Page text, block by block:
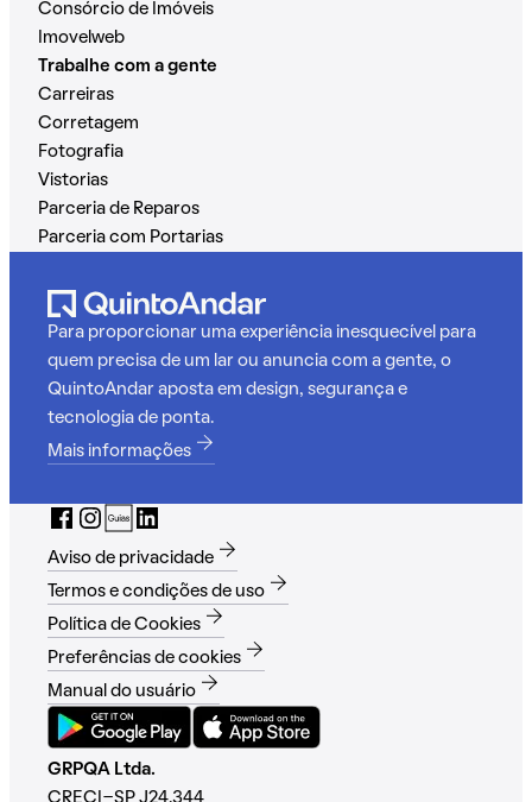
Consórcio de Imóveis
Imovelweb
Trabalhe com a gente
Carreiras
Corretagem
Fotografia
Vistorias
Parceria de Reparos
Parceria com Portarias
Para proporcionar uma experiência inesquecível para
quem precisa de um lar ou anuncia com a gente, o
QuintoAndar aposta em design, segurança e
tecnologia de ponta.
Mais informações
Aviso de privacidade
Termos e condições de uso
Política de Cookies
Preferências de cookies
Manual do usuário
GRPQA Ltda.